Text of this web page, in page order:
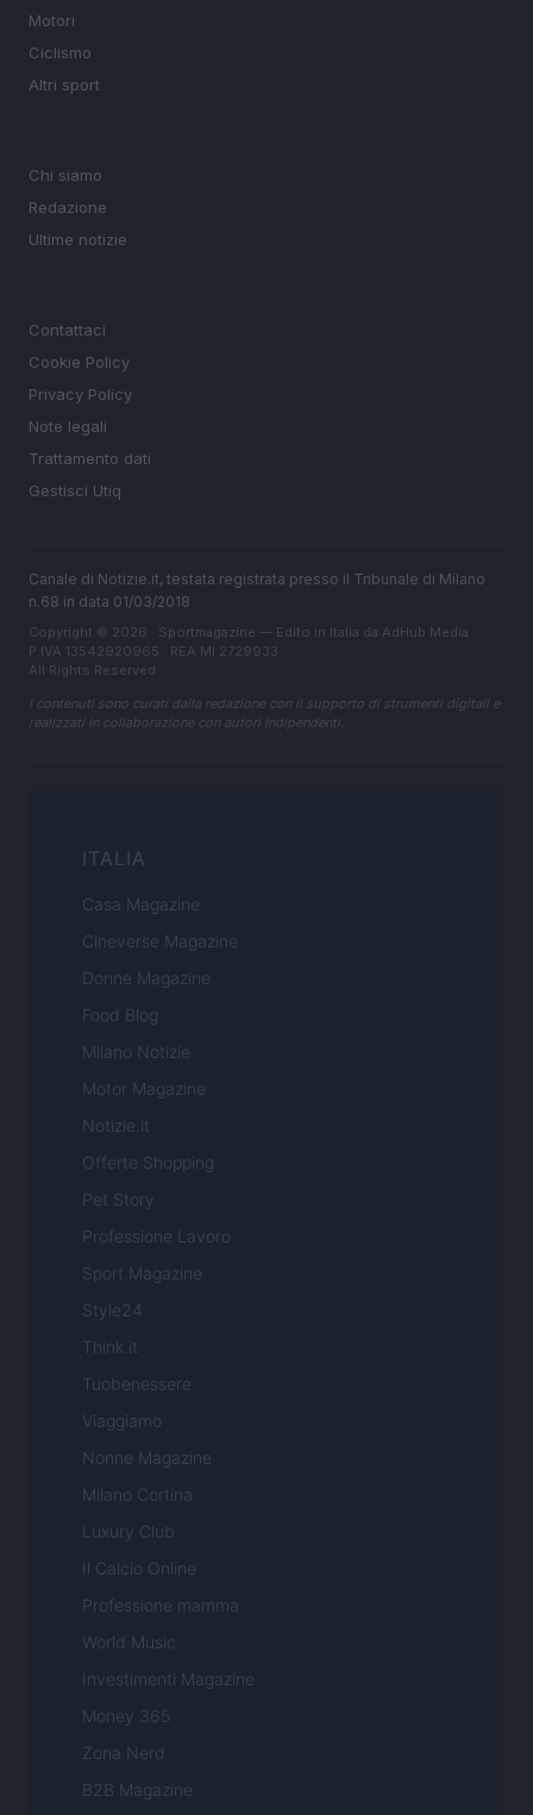
Motori
Ciclismo
Altri sport
Chi siamo
Redazione
Ultime notizie
Contattaci
Cookie Policy
Privacy Policy
Note legali
Trattamento dati
Gestisci Utiq
Canale di Notizie.it, testata registrata presso il Tribunale di Milano
n.68 in data 01/03/2018
Copyright © 2026 · Sportmagazine — Edito in Italia da AdHub Media
P.IVA 13542920965 · REA MI 2729933
All Rights Reserved
I contenuti sono curati dalla redazione con il supporto di strumenti digitali e
realizzati in collaborazione con autori indipendenti.
ITALIA
Casa Magazine
Cineverse Magazine
Donne Magazine
Food Blog
Milano Notizie
Motor Magazine
Notizie.it
Offerte Shopping
Pet Story
Professione Lavoro
Sport Magazine
Style24
Think.it
Tuobenessere
Viaggiamo
Nonne Magazine
Milano Cortina
Luxury Club
Il Calcio Online
Professione mamma
World Music
Investimenti Magazine
Money 365
Zona Nerd
B2B Magazine